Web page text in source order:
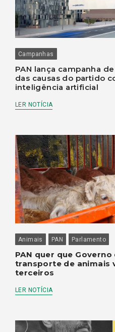
Campanhas
PAN lança campanha
das causas do partido
inteligência artificial
LER NOTÍCIA
Animais PAN Parlamento
PAN quer que
transporte de animais
terceiros
LER NOTÍCIA